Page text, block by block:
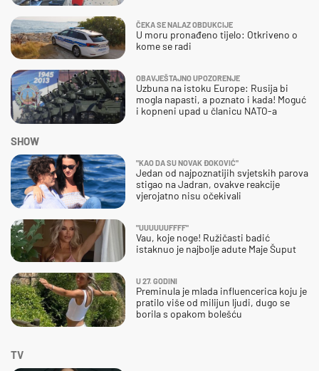
ČEKA SE NALAZ OBDUKCIJE
U moru pronađeno tijelo: Otkriveno o
kome se radi
OBAVJEŠTAJNO UPOZORENJE
Uzbuna na istoku Europe: Rusija bi
mogla napasti, a poznato i kada! Moguć
i kopneni upad u članicu NATO-a
SHOW
"KAO DA SU NOVAK ĐOKOVIĆ"
Jedan od najpoznatijih svjetskih parova
stigao na Jadran, ovakve reakcije
vjerojatno nisu očekivali
"UUUUUUFFFF"
Vau, koje noge! Ružičasti badić
istaknuo je najbolje adute Maje Šuput
U 27. GODINI
Preminula je mlada influencerica koju je
pratilo više od milijun ljudi, dugo se
borila s opakom bolešću
TV